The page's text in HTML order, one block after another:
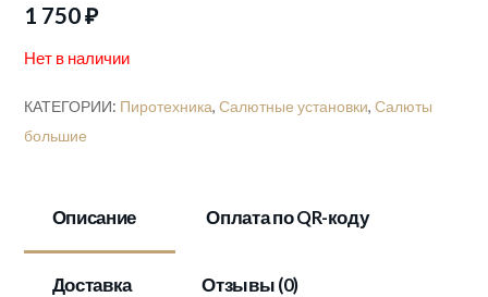
1 750₽
Нет в наличии
КАТЕГОРИИ: Пиротехника,Салютные установки,Салюты
большие
Описание Оплата по QR-коду
Доставка Отзывы (0)